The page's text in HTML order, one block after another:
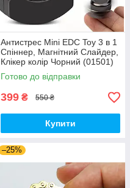
Антистрес Mini EDC Toy 3 в 1
Спіннер, Магнітний Слайдер,
Клікер колір Чорний (01501)
Готово до відправки
399 ₴ 550 ₴
Купити
–25%